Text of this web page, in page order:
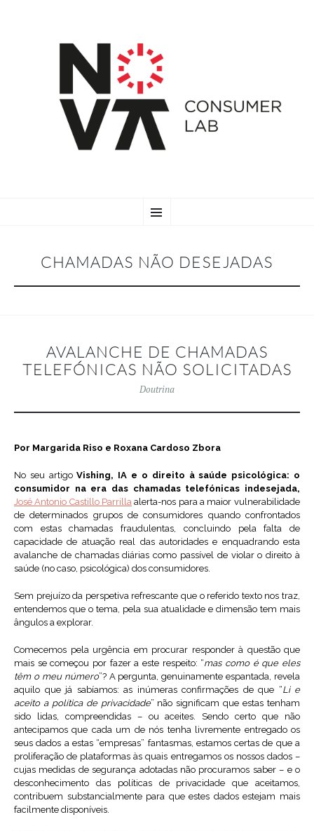
TO
CHAMADAS NÃO DESEJADAS
AVALANCHE DE CHAMADAS
TELEFÓNICAS NÃO SOLICITADAS
Doutrina
Por Margarida Riso e Roxana Cardoso Zbora
No seu artigoVishing, IA e o direito à saúde psicológica: o
consumidor na era das chamadas telefónicas indesejada,
José Antonio Castillo Parrilla alerta-nos para a maior vulnerabilidade
de determinados grupos de consumidores quando confrontados
com estas chamadas fraudulentas, concluindo pela falta de
capacidade de atuação real das autoridades e enquadrando esta
avalanche de chamadas diárias como passível de violar o direito à
saúde (no caso, psicológica) dos consumidores.
Sem prejuízo da perspetiva refrescante que o referido texto nos traz,
entendemos que o tema, pela sua atualidade e dimensão tem mais
ângulos a explorar.
Comecemos pela urgência em procurar responder à questão que
mais se começou por fazer a este respeito: “mas como é que eles
têm o meu número”? A pergunta, genuinamente espantada, revela
aquilo que já sabíamos: as inúmeras confirmações de que “Li e
aceito a política de privacidade” não significam que estas tenham
sido lidas, compreendidas – ou aceites. Sendo certo que não
antecipamos que cada um de nós tenha livremente entregado os
seus dados a estas “empresas” fantasmas, estamos certas de que a
proliferação de plataformas às quais entregamos os nossos dados –
cujas medidas de segurança adotadas não procuramos saber – e o
desconhecimento das políticas de privacidade que aceitamos,
contribuem substancialmente para que estes dados estejam mais
facilmente disponíveis.